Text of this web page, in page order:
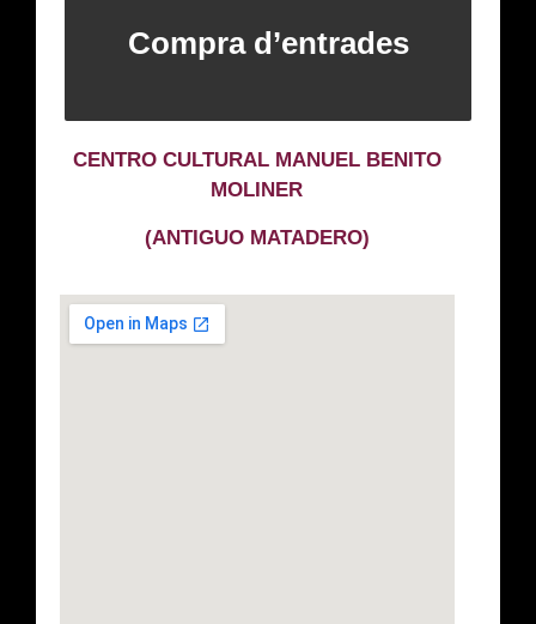
Compra d’entrades
CENTRO CULTURAL MANUEL BENITO
MOLINER
(ANTIGUO MATADERO)